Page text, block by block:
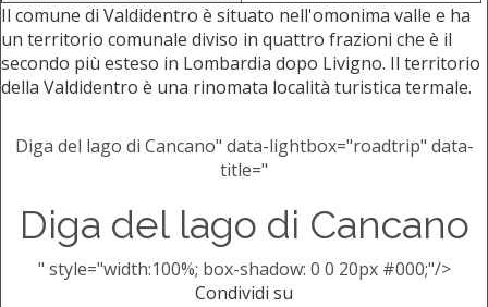
Il comune di Valdidentro è situato nell'omonima valle e ha
un territorio comunale diviso in quattro frazioni che è il
secondo più esteso in Lombardia dopo Livigno. Il territorio
della Valdidentro è una rinomata località turistica termale.
Diga del lago di Cancano" data-lightbox="roadtrip" data-
title="
Diga del lago di Cancano
" style="width:100%; box-shadow: 0 0 20px #000;"/>
Condividi su